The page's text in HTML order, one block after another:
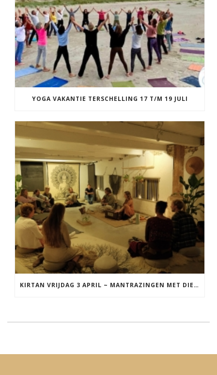
YOGA VAKANTIE TERSCHELLING 17 T/M 19 JULI
KIRTAN VRIJDAG 3 APRIL ~ MANTRAZINGEN MET DIEDERICK IN LEEUWARDEN